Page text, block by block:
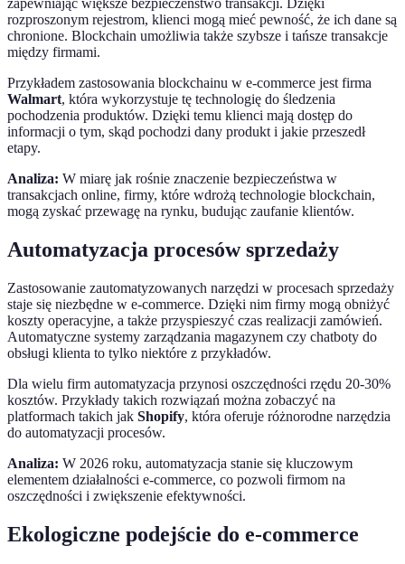
zapewniając większe bezpieczeństwo transakcji. Dzięki
rozproszonym rejestrom, klienci mogą mieć pewność, że ich dane są
chronione. Blockchain umożliwia także szybsze i tańsze transakcje
między firmami.
Przykładem zastosowania blockchainu w e-commerce jest firma
Walmart, która wykorzystuje tę technologię do śledzenia
pochodzenia produktów. Dzięki temu klienci mają dostęp do
informacji o tym, skąd pochodzi dany produkt i jakie przeszedł
etapy.
Analiza: W miarę jak rośnie znaczenie bezpieczeństwa w
transakcjach online, firmy, które wdrożą technologie blockchain,
mogą zyskać przewagę na rynku, budując zaufanie klientów.
Automatyzacja procesów sprzedaży
Zastosowanie zautomatyzowanych narzędzi w procesach sprzedaży
staje się niezbędne w e-commerce. Dzięki nim firmy mogą obniżyć
koszty operacyjne, a także przyspieszyć czas realizacji zamówień.
Automatyczne systemy zarządzania magazynem czy chatboty do
obsługi klienta to tylko niektóre z przykładów.
Dla wielu firm automatyzacja przynosi oszczędności rzędu 20-30%
kosztów. Przykłady takich rozwiązań można zobaczyć na
platformach takich jak Shopify, która oferuje różnorodne narzędzia
do automatyzacji procesów.
Analiza: W 2026 roku, automatyzacja stanie się kluczowym
elementem działalności e-commerce, co pozwoli firmom na
oszczędności i zwiększenie efektywności.
Ekologiczne podejście do e-commerce